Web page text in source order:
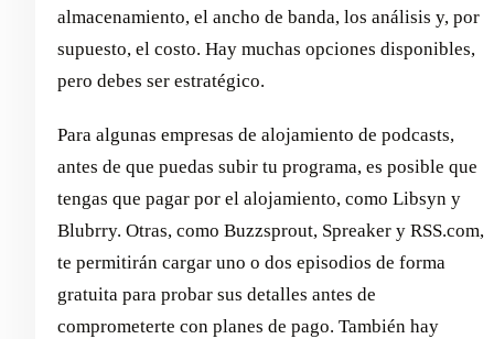
almacenamiento, el ancho de banda, los análisis y, por
supuesto, el costo. Hay muchas opciones disponibles,
pero debes ser estratégico.
Para algunas empresas de alojamiento de podcasts,
antes de que puedas subir tu programa, es posible que
tengas que pagar por el alojamiento, como Libsyn y
Blubrry. Otras, como Buzzsprout, Spreaker y RSS.com,
te permitirán cargar uno o dos episodios de forma
gratuita para probar sus detalles antes de
comprometerte con planes de pago. También hay